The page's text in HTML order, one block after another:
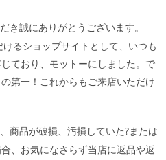
き誠にありがとうございます。
るショップサイトとして、いつも
ており、モットーにしました。で
第一！これからもご来店いただけ
商品が破損、汚損していた?または
、お気になさらず当店に返品や返